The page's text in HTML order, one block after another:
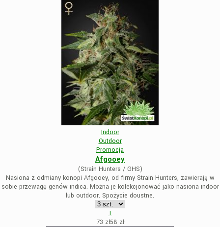
Indoor
Outdoor
Promocja
Afgooey
(Strain Hunters / GHS)
Nasiona z odmiany konopi Afgooey, od firmy Strain Hunters, zawierają w
sobie przewagę genów indica. Można je kolekcjonować jako nasiona indoor
lub outdoor. Spożycie doustne.
+
73 zł58 zł